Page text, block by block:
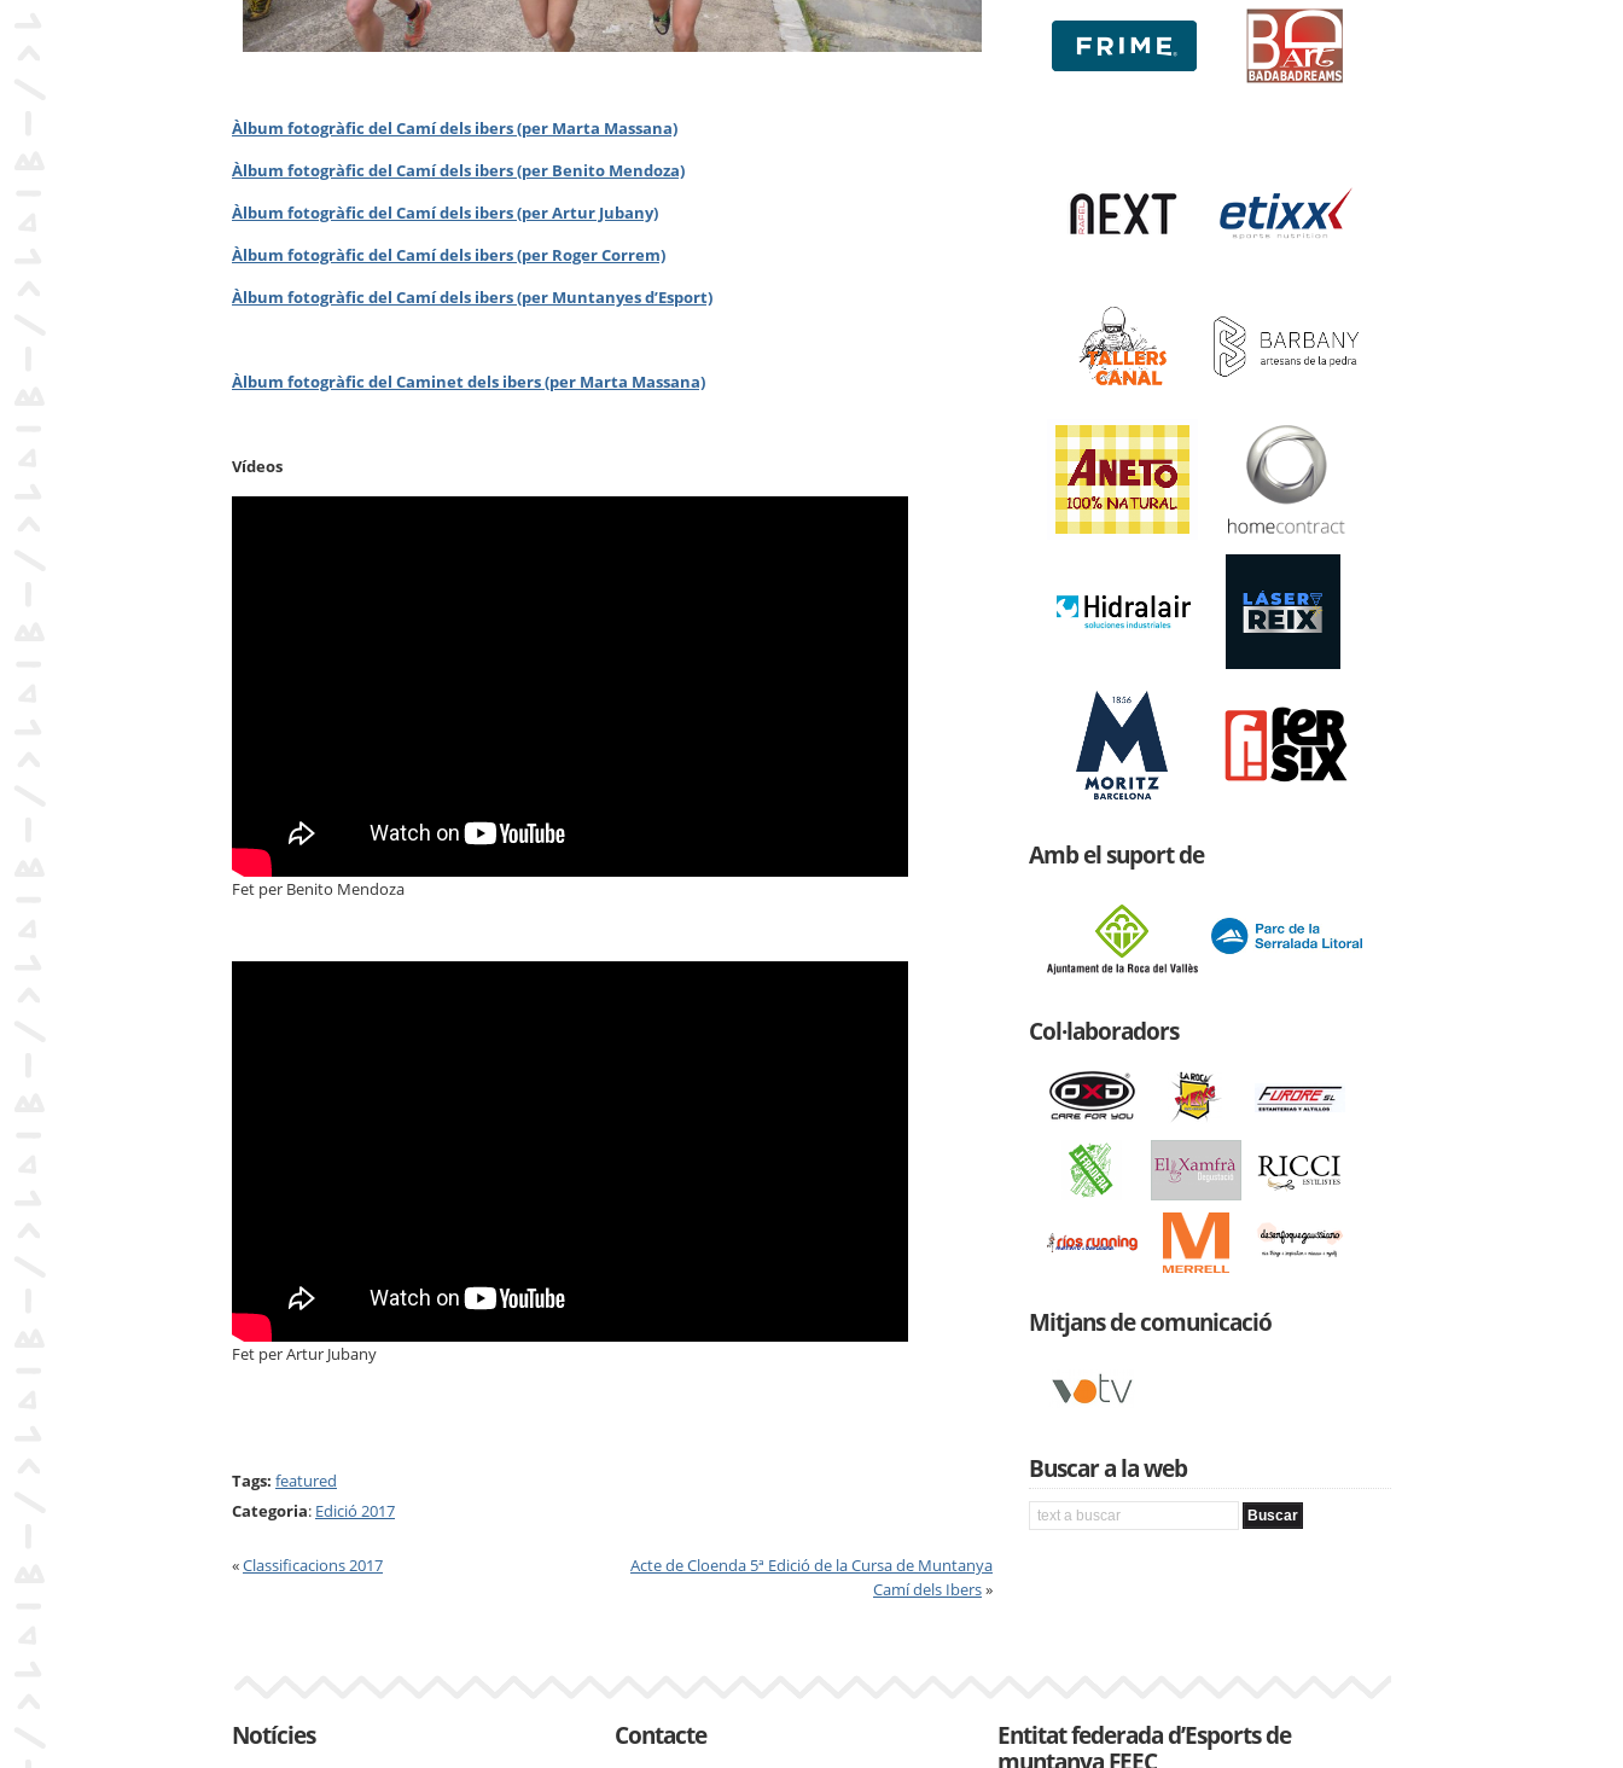
Àlbum fotogràfic del Camí dels ibers (per Marta Massana)
Àlbum fotogràfic del Camí dels ibers (per Benito Mendoza)
Àlbum fotogràfic del Camí dels ibers (per Artur Jubany)
Àlbum fotogràfic del Camí dels ibers (per Roger Correm)
Àlbum fotogràfic del Camí dels ibers (per Muntanyes d’Esport)
Àlbum fotogràfic del Caminet dels ibers (per Marta Massana)
Vídeos
Fet per Benito Mendoza
Fet per Artur Jubany
Tags: featured
Categoria: Edició 2017
«Classificacions 2017
Acte de Cloenda 5ª Edició de la Cursa de Muntanya
Camí dels Ibers»
Amb el suport de
Col·laboradors
Mitjans de comunicació
Buscar a la web
Notícies Contacte
Entitat federada d’Esports de
muntanya FEEC